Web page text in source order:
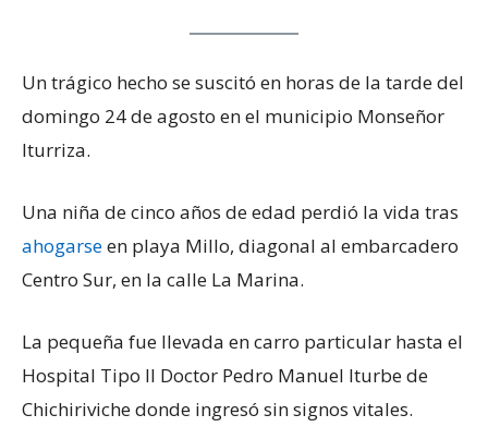
Un trágico hecho se suscitó en horas de la tarde del
domingo 24 de agosto en el municipio Monseñor
Iturriza.
Una niña de cinco años de edad perdió la vida tras
ahogarseen playa Millo, diagonal al embarcadero
Centro Sur, en la calle La Marina.
La pequeña fue llevada en carro particular hasta el
Hospital Tipo II Doctor Pedro Manuel Iturbe de
Chichiriviche donde ingresó sin signos vitales.